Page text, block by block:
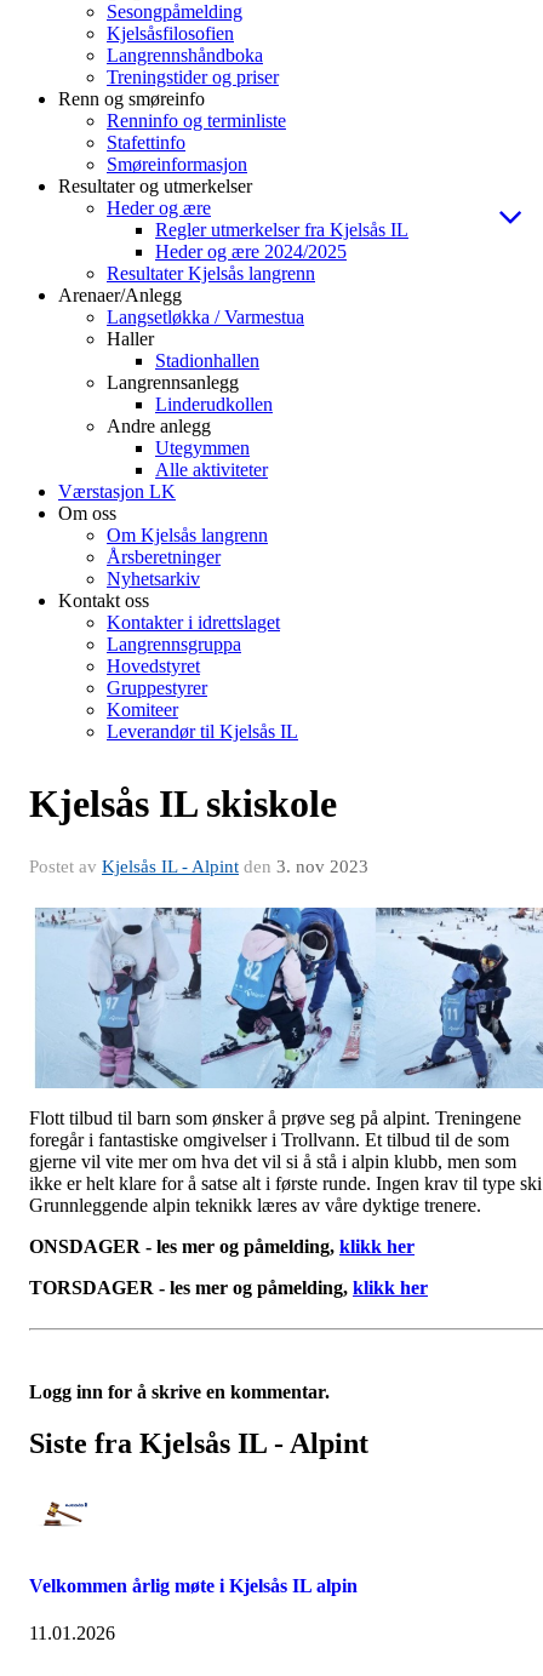
Sesongpåmelding
Kjelsåsfilosofien
Langrennshåndboka
Treningstider og priser
Renn og smøreinfo
Renninfo og terminliste
Stafettinfo
Smøreinformasjon
Resultater og utmerkelser
Heder og ære
Regler utmerkelser fra Kjelsås IL
Heder og ære 2024/2025
Resultater Kjelsås langrenn
Arenaer/Anlegg
Langsetløkka / Varmestua
Haller
Stadionhallen
Langrennsanlegg
Linderudkollen
Andre anlegg
Utegymmen
Alle aktiviteter
Værstasjon LK
Om oss
Om Kjelsås langrenn
Årsberetninger
Nyhetsarkiv
Kontakt oss
Kontakter i idrettslaget
Langrennsgruppa
Hovedstyret
Gruppestyrer
Komiteer
Leverandør til Kjelsås IL
Kjelsås IL skiskole
Postet av Kjelsås IL - Alpint den 3. nov 2023
Flott tilbud til barn som ønsker å prøve seg på alpint. Treningene
foregår i fantastiske omgivelser i Trollvann. Et tilbud til de som
gjerne vil vite mer om hva det vil si å stå i alpin klubb, men som
ikke er helt klare for å satse alt i første runde. Ingen krav til type
Grunnleggende alpin teknikk læres av våre dyktige trenere.
ONSDAGER - les mer og påmelding, klikk her
TORSDAGER - les mer og påmelding, klikk her
Logg inn for å skrive en kommentar.
Siste fra Kjelsås IL - Alpint
Velkommen årlig møte i Kjelsås IL alpin
11.01.2026